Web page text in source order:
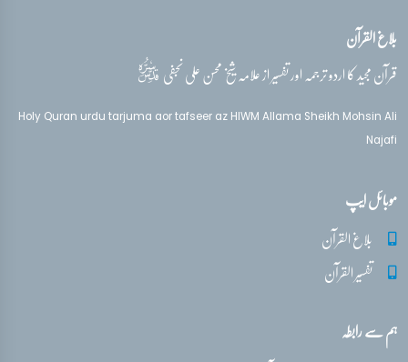
تفسیر قرآن سورہ ‎الفرقان
بلاغ القرآن
قرآن مجید کا اردو ترجمہ اور تفسیر از علامہ شیخ محسن علی نجفیقدس‌سره
Holy Quran urdu tarjuma aor tafseer az HIWM Allama Sheikh Mohsin Ali
Najafi
موبائل ایپ
بلاغ القرآن
تفسیر القرآن
ہم سے رابطہ